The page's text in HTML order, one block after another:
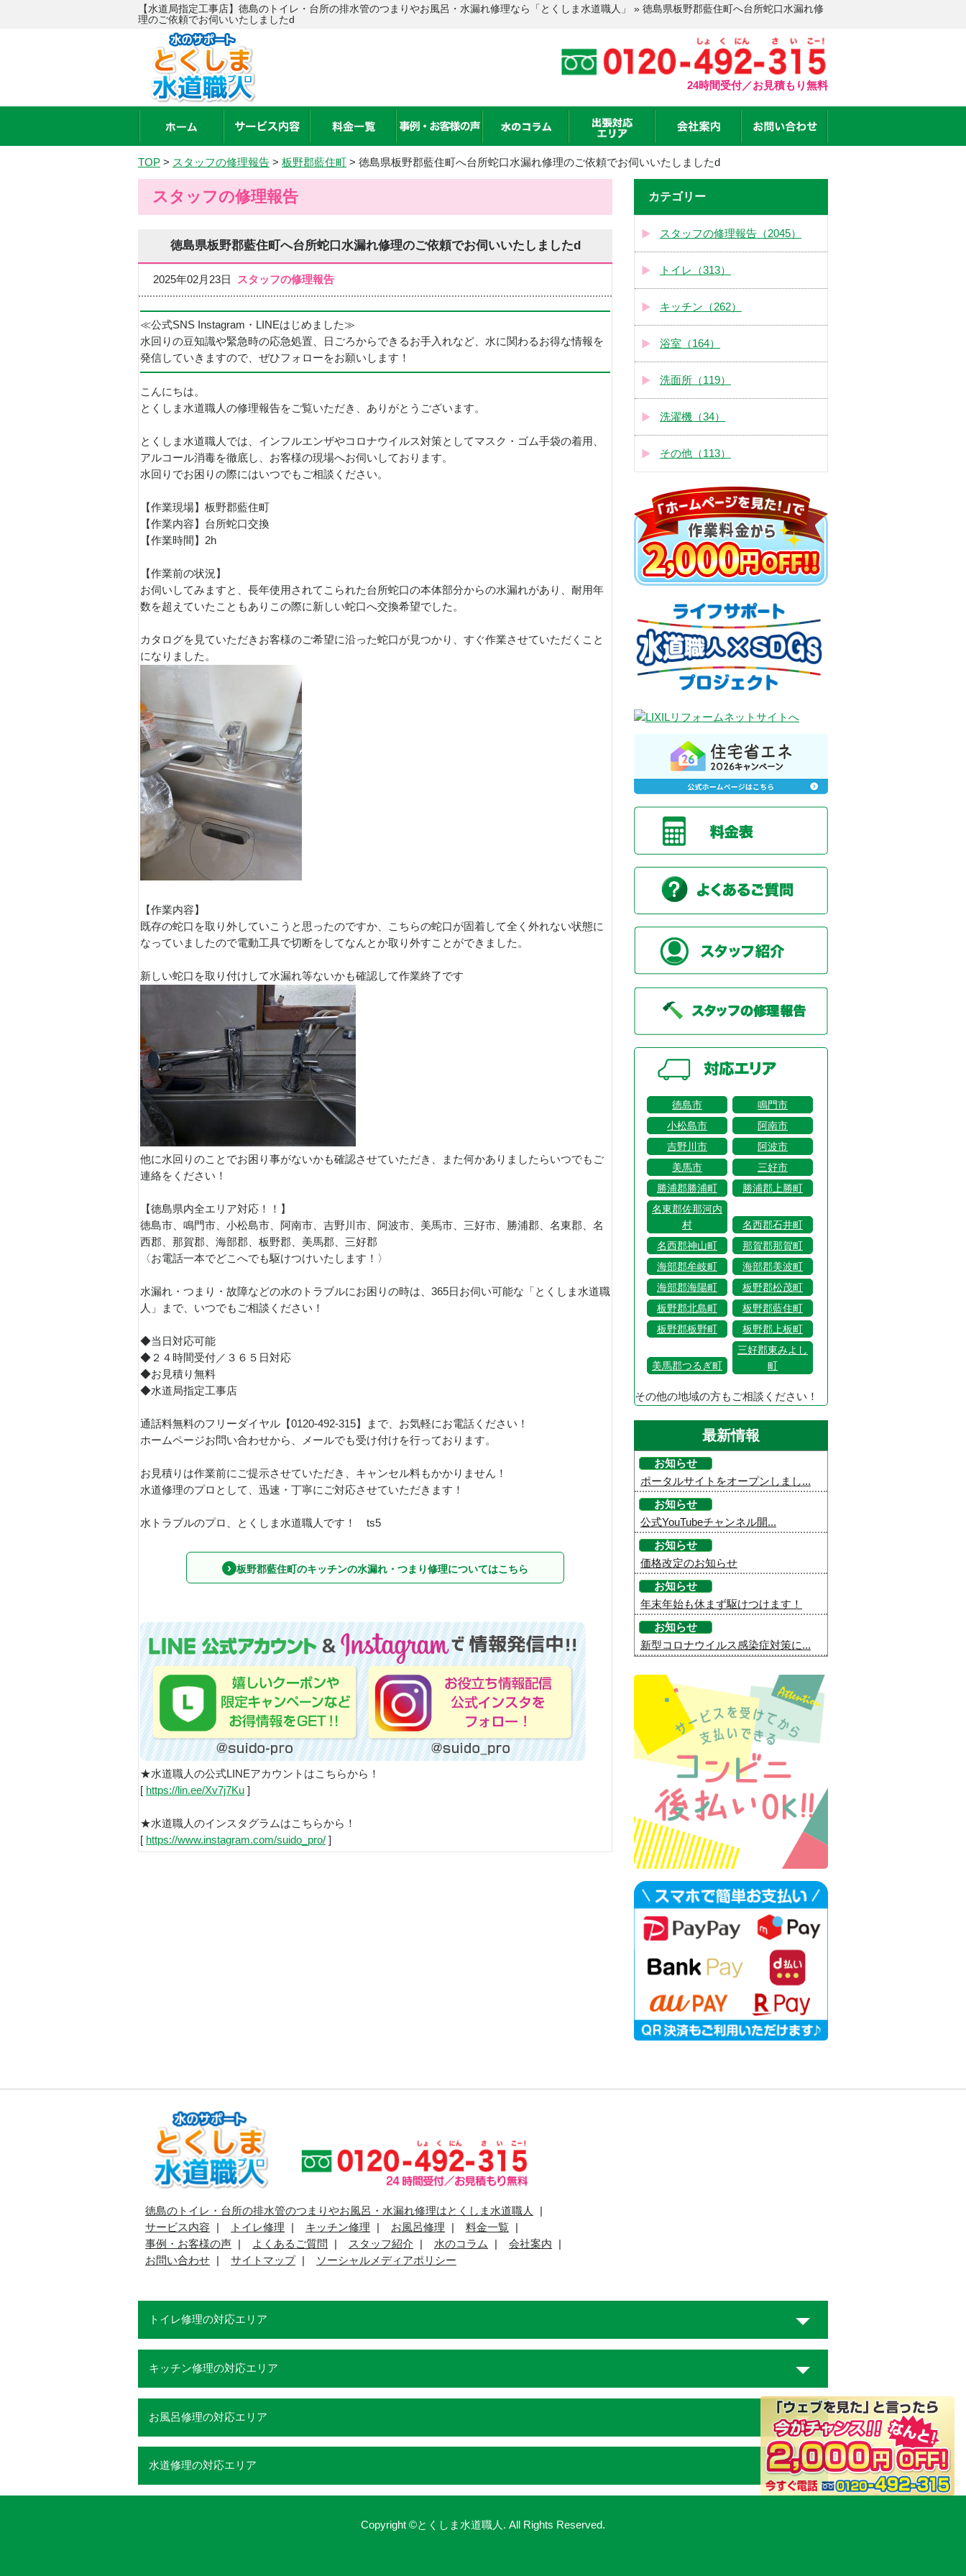
【水道局指定工事店】徳島のトイレ・台所の排水管のつまりやお風呂・水漏れ修理なら「とくしま水道職人」 » 徳島県板野郡藍住町へ台所蛇口水漏れ修
理のご依頼でお伺いいたしましたd
24時間受付／お見積もり無料
TOP > スタッフの修理報告 > 板野郡藍住町 > 徳島県板野郡藍住町へ台所蛇口水漏れ修理のご依頼でお伺いいたしましたd
スタッフの修理報告
徳島県板野郡藍住町へ台所蛇口水漏れ修理のご依頼でお伺いいたしましたd
2025年02月23日 スタッフの修理報告
≪公式SNS Instagram・LINEはじめました≫
水回りの豆知識や緊急時の応急処置、日ごろからできるお手入れなど、水に関わるお得な情報を
発信していきますので、ぜひフォローをお願いします！
こんにちは。
とくしま水道職人の修理報告をご覧いただき、ありがとうございます。
とくしま水道職人では、インフルエンザやコロナウイルス対策としてマスク・ゴム手袋の着用、
アルコール消毒を徹底し、お客様の現場へお伺いしております。
水回りでお困りの際にはいつでもご相談ください。
【作業現場】板野郡藍住町
【作業内容】台所蛇口交換
【作業時間】2h
【作業前の状況】
お伺いしてみますと、長年使用されてこられた台所蛇口の本体部分からの水漏れがあり、耐用年
数を超えていたこともありこの際に新しい蛇口へ交換希望でした。
カタログを見ていただきお客様のご希望に沿った蛇口が見つかり、すぐ作業させていただくこと
になりました。
【作業内容】
既存の蛇口を取り外していこうと思ったのですか、こちらの蛇口が固着して全く外れない状態に
なっていましたので電動工具で切断をしてなんとか取り外すことができました。
新しい蛇口を取り付けして水漏れ等ないかも確認して作業終了です
他に水回りのことでお困り事がないかも確認させていただき、また何かありましたらいつでもご
連絡をください！
【徳島県内全エリア対応！！】
徳島市、鳴門市、小松島市、阿南市、吉野川市、阿波市、美馬市、三好市、勝浦郡、名東郡、名
西郡、那賀郡、海部郡、板野郡、美馬郡、三好郡
〈お電話一本でどこへでも駆けつけいたします！〉
水漏れ・つまり・故障などの水のトラブルにお困りの時は、365日お伺い可能な「とくしま水道職
人」まで、いつでもご相談ください！
◆当日対応可能
◆２４時間受付／３６５日対応
◆お見積り無料
◆水道局指定工事店
通話料無料のフリーダイヤル【0120-492-315】まで、お気軽にお電話ください！
ホームページお問い合わせから、メールでも受け付けを行っております。
お見積りは作業前にご提示させていただき、キャンセル料もかかりません！
水道修理のプロとして、迅速・丁寧にご対応させていただきます！
水トラブルのプロ、とくしま水道職人です！ ts5
板野郡藍住町のキッチンの水漏れ・つまり修理についてはこちら
★水道職人の公式LINEアカウントはこちらから！
[ https://lin.ee/Xv7j7Ku ]
★水道職人のインスタグラムはこちらから！
[ https://www.instagram.com/suido_pro/ ]
カテゴリー
スタッフの修理報告（2045）
トイレ（313）
キッチン（262）
浴室（164）
洗面所（119）
洗濯機（34）
その他（113）
徳島市
鳴門市
小松島市
阿南市
吉野川市
阿波市
美馬市
三好市
勝浦郡勝浦町
勝浦郡上勝町
名東郡佐那河内
村
名西郡石井町
名西郡神山町
那賀郡那賀町
海部郡牟岐町
海部郡美波町
海部郡海陽町
板野郡松茂町
板野郡北島町
板野郡藍住町
板野郡板野町
板野郡上板町
美馬郡つるぎ町
三好郡東みよし
町
その他の地域の方もご相談ください！
最新情報
お知らせ
ポータルサイトをオープンしまし...
お知らせ
公式YouTubeチャンネル開...
お知らせ
価格改定のお知らせ
お知らせ
年末年始も休まず駆けつけます！
お知らせ
新型コロナウイルス感染症対策に...
徳島のトイレ・台所の排水管のつまりやお風呂・水漏れ修理はとくしま水道職人
サービス内容
トイレ修理 キッチン修理 お風呂修理
料金一覧
事例・お客様の声
よくあるご質問 スタッフ紹介 水のコラム
会社案内
お問い合わせ
サイトマップ ソーシャルメディアポリシー
トイレ修理の対応エリア
キッチン修理の対応エリア
お風呂修理の対応エリア
水道修理の対応エリア
Copyright ©とくしま水道職人. All Rights Reserved.